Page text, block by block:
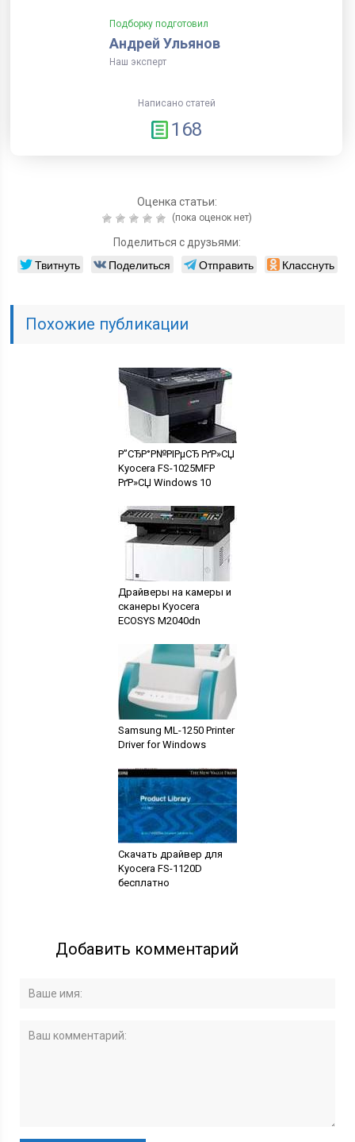
Подборку подготовил
Андрей Ульянов
Наш эксперт
Написано статей
168
Оценка статьи:
(пока оценок нет)
Поделиться с друзьями:
Твитнуть Поделиться Отправить Класснуть
Похожие публикации
Р”СЂР°Р№РІРµСЂ РґР»СЏ
Kyocera FS-1025MFP
РґР»СЏ Windows 10
Драйверы на камеры и
сканеры Kyocera
ECOSYS M2040dn
Samsung ML-1250 Printer
Driver for Windows
Скачать драйвер для
Kyocera FS-1120D
бесплатно
Добавить комментарий